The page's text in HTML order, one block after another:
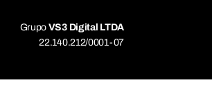
Grupo VS3 Digital LTDA
22.140.212/0001-07